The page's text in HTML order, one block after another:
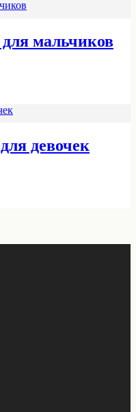
мальчиков
девочек